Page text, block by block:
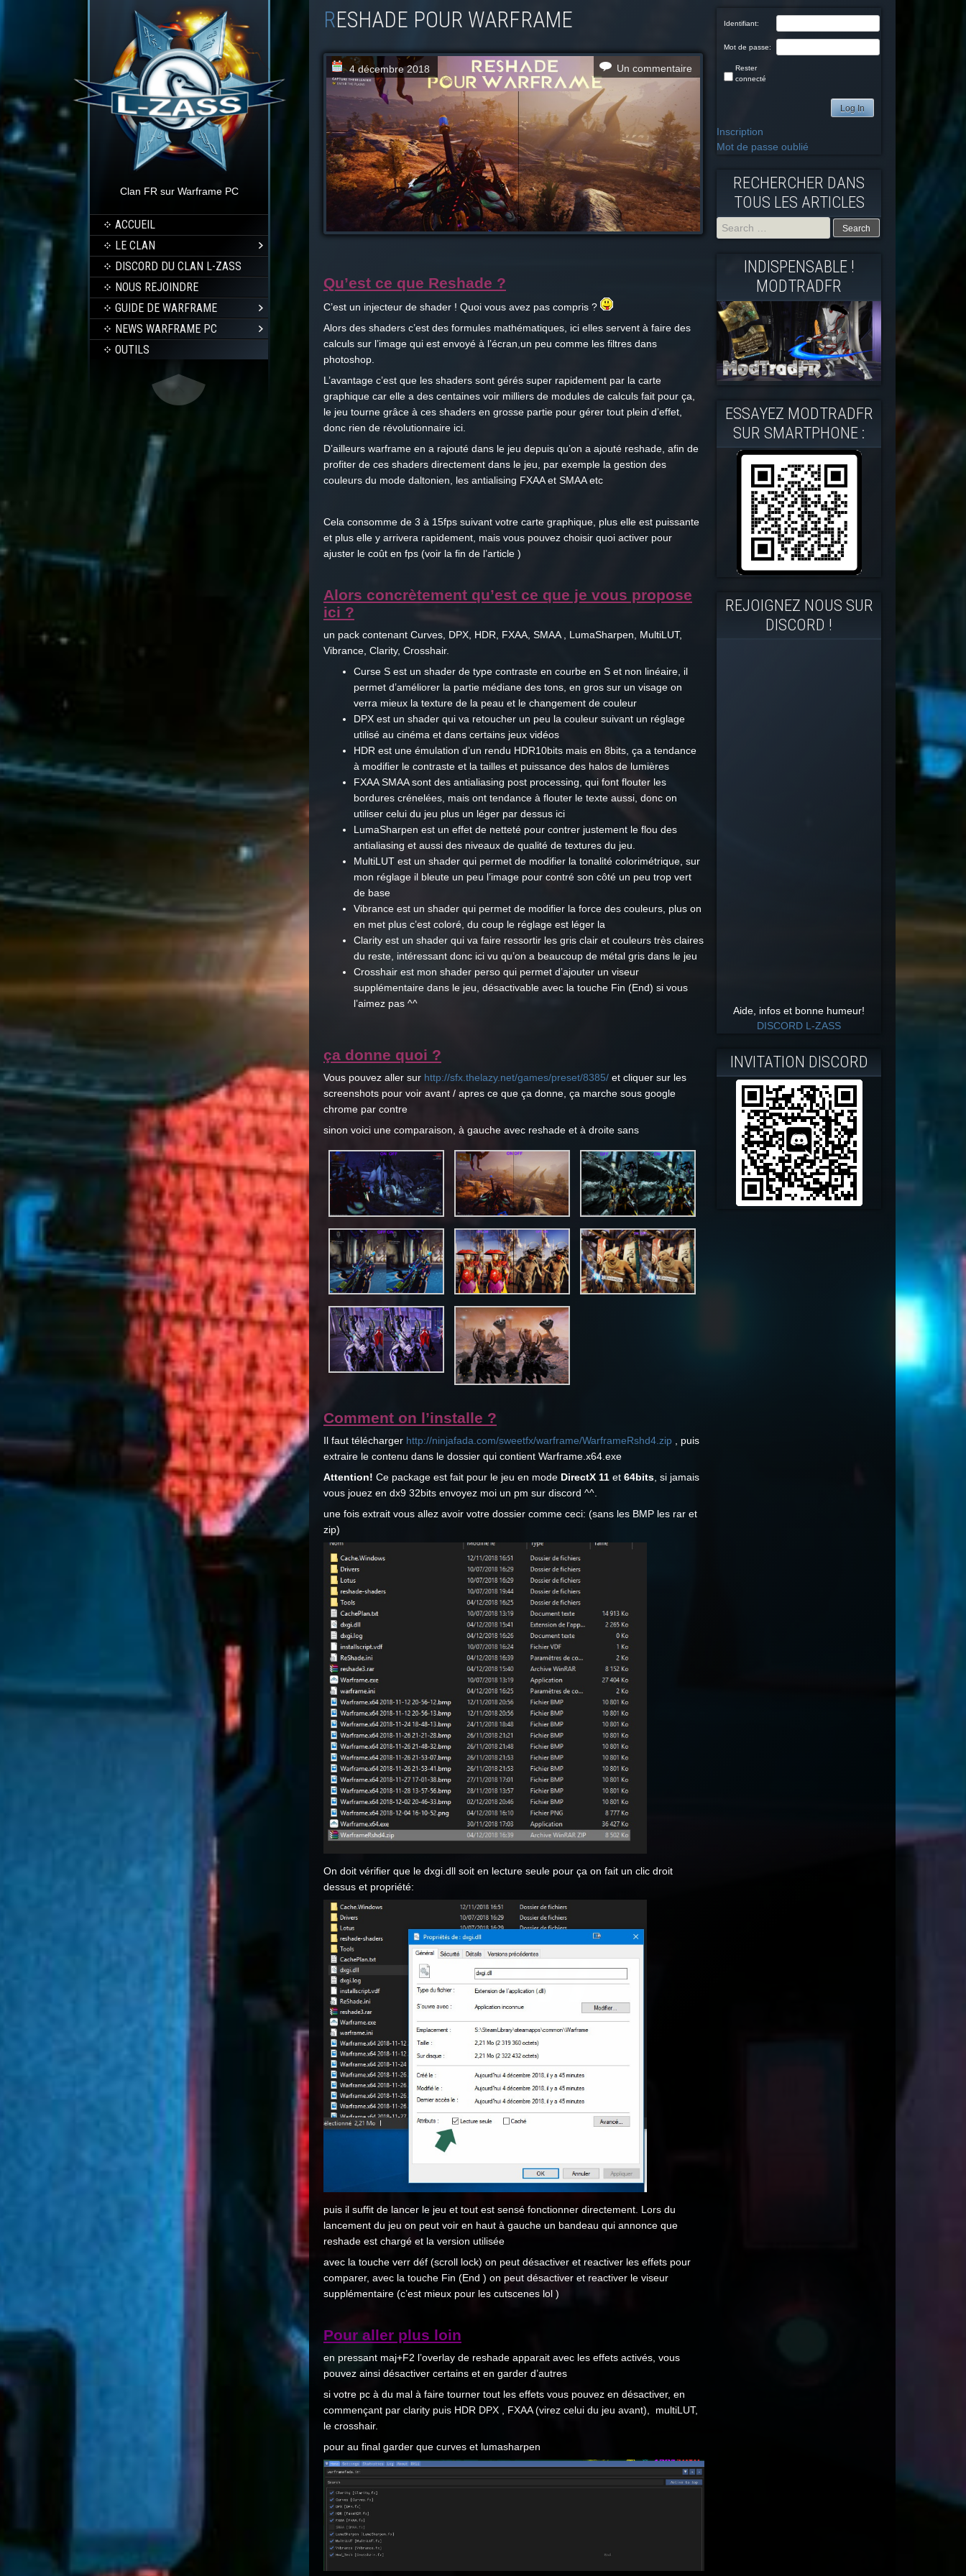
Clan FR sur Warframe PC
ACCUEIL
LE CLAN
DISCORD DU CLAN L-ZASS
NOUS REJOINDRE
GUIDE DE WARFRAME
NEWS WARFRAME PC
OUTILS
RESHADE POUR WARFRAME
4 décembre 2018 Un commentaire
Qu’est ce que Reshade ?
C’est un injecteur de shader ! Quoi vous avez pas compris ?
Alors des shaders c’est des formules mathématiques, ici elles servent à faire des
calculs sur l’image qui est envoyé à l’écran,un peu comme les filtres dans
photoshop.
L’avantage c’est que les shaders sont gérés super rapidement par la carte
graphique car elle a des centaines voir milliers de modules de calculs fait pour ça,
le jeu tourne grâce à ces shaders en grosse partie pour gérer tout plein d’effet,
donc rien de révolutionnaire ici.
D’ailleurs warframe en a rajouté dans le jeu depuis qu’on a ajouté reshade, afin de
profiter de ces shaders directement dans le jeu, par exemple la gestion des
couleurs du mode daltonien, les antialising FXAA et SMAA etc
Cela consomme de 3 à 15fps suivant votre carte graphique, plus elle est puissante
et plus elle y arrivera rapidement, mais vous pouvez choisir quoi activer pour
ajuster le coût en fps (voir la fin de l’article )
Alors concrètement qu’est ce que je vous propose
ici ?
un pack contenant Curves, DPX, HDR, FXAA, SMAA , LumaSharpen, MultiLUT,
Vibrance, Clarity, Crosshair.
Curse S est un shader de type contraste en courbe en S et non linéaire, il
permet d’améliorer la partie médiane des tons, en gros sur un visage on
verra mieux la texture de la peau et le changement de couleur
DPX est un shader qui va retoucher un peu la couleur suivant un réglage
utilisé au cinéma et dans certains jeux vidéos
HDR est une émulation d’un rendu HDR10bits mais en 8bits, ça a tendance
à modifier le contraste et la tailles et puissance des halos de lumières
FXAA SMAA sont des antialiasing post processing, qui font flouter les
bordures crénelées, mais ont tendance à flouter le texte aussi, donc on
utiliser celui du jeu plus un léger par dessus ici
LumaSharpen est un effet de netteté pour contrer justement le flou des
antialiasing et aussi des niveaux de qualité de textures du jeu.
MultiLUT est un shader qui permet de modifier la tonalité colorimétrique, sur
mon réglage il bleute un peu l’image pour contré son côté un peu trop vert
de base
Vibrance est un shader qui permet de modifier la force des couleurs, plus on
en met plus c’est coloré, du coup le réglage est léger la
Clarity est un shader qui va faire ressortir les gris clair et couleurs très claires
du reste, intéressant donc ici vu qu’on a beaucoup de métal gris dans le jeu
Crosshair est mon shader perso qui permet d’ajouter un viseur
supplémentaire dans le jeu, désactivable avec la touche Fin (End) si vous
l’aimez pas ^^
ça donne quoi ?
Vous pouvez aller sur http://sfx.thelazy.net/games/preset/8385/ et cliquer sur les
screenshots pour voir avant / apres ce que ça donne, ça marche sous google
chrome par contre
sinon voici une comparaison, à gauche avec reshade et à droite sans
Comment on l’installe ?
Il faut télécharger http://ninjafada.com/sweetfx/warframe/WarframeRshd4.zip , puis
extraire le contenu dans le dossier qui contient Warframe.x64.exe
Attention! Ce package est fait pour le jeu en mode DirectX 11 et 64bits, si jamais
vous jouez en dx9 32bits envoyez moi un pm sur discord ^^.
une fois extrait vous allez avoir votre dossier comme ceci: (sans les BMP les rar et
zip)
On doit vérifier que le dxgi.dll soit en lecture seule pour ça on fait un clic droit
dessus et propriété:
puis il suffit de lancer le jeu et tout est sensé fonctionner directement. Lors du
lancement du jeu on peut voir en haut à gauche un bandeau qui annonce que
reshade est chargé et la version utilisée
avec la touche verr déf (scroll lock) on peut désactiver et reactiver les effets pour
comparer, avec la touche Fin (End ) on peut désactiver et reactiver le viseur
supplémentaire (c’est mieux pour les cutscenes lol )
Pour aller plus loin
en pressant maj+F2 l’overlay de reshade apparait avec les effets activés, vous
pouvez ainsi désactiver certains et en garder d’autres
si votre pc à du mal à faire tourner tout les effets vous pouvez en désactiver, en
commençant par clarity puis HDR DPX , FXAA (virez celui du jeu avant), multiLUT,
le crosshair.
pour au final garder que curves et lumasharpen
Identifiant:
Mot de passe:
Rester
connecté
Log In
Inscription
Mot de passe oublié
RECHERCHER DANS
TOUS LES ARTICLES
Search
for:
INDISPENSABLE !
MODTRADFR
ESSAYEZ MODTRADFR
SUR SMARTPHONE :
REJOIGNEZ NOUS SUR
DISCORD !
Aide, infos et bonne humeur!
DISCORD L-ZASS
INVITATION DISCORD